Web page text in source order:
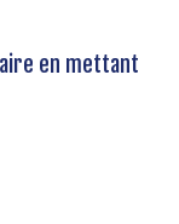
en mettant